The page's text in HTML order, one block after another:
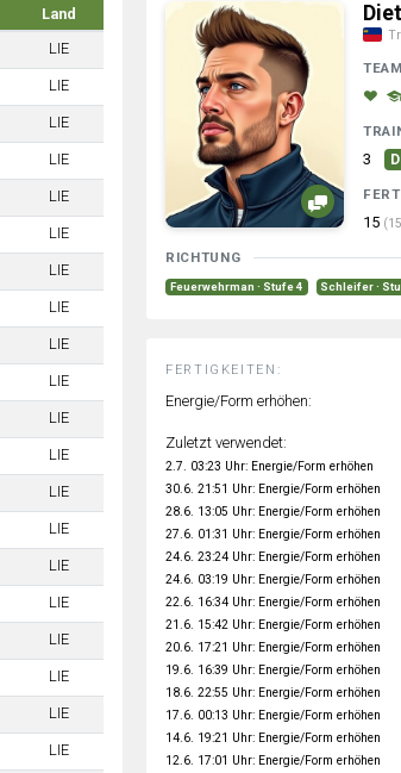
Land
LIE
LIE
LIE
LIE
LIE
LIE
LIE
LIE
LIE
LIE
LIE
LIE
LIE
LIE
LIE
LIE
LIE
LIE
LIE
LIE
3
15
RICHTUNG
Feuerwehrman · Stufe 4 Schleifer ·
FERTIGKEITEN:
Energie/Form erhöhen:
Zuletzt verwendet:
2.7. 03:23 Uhr: Energie/Form erhöhen
30.6. 21:51 Uhr: Energie/Form erhöhen
28.6. 13:05 Uhr: Energie/Form erhöhen
27.6. 01:31 Uhr: Energie/Form erhöhen
24.6. 23:24 Uhr: Energie/Form erhöhen
24.6. 03:19 Uhr: Energie/Form erhöhen
22.6. 16:34 Uhr: Energie/Form erhöhen
21.6. 15:42 Uhr: Energie/Form erhöhen
20.6. 17:21 Uhr: Energie/Form erhöhen
19.6. 16:39 Uhr: Energie/Form erhöhen
18.6. 22:55 Uhr: Energie/Form erhöhen
17.6. 00:13 Uhr: Energie/Form erhöhen
14.6. 19:21 Uhr: Energie/Form erhöhen
12.6. 17:01 Uhr: Energie/Form erhöhen